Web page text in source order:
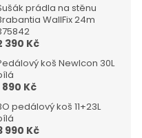
prádla na stěnu
WallFix 24m
390 Kč
koš NewIcon 30L
890 Kč
pedálový koš 11+23L
990 Kč